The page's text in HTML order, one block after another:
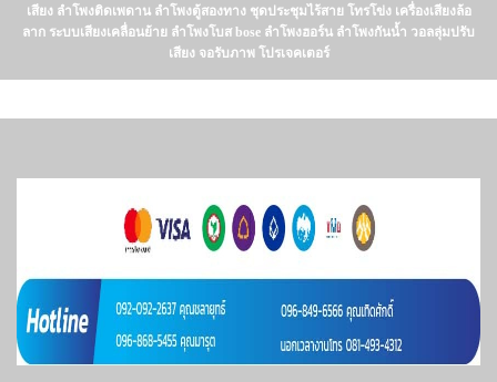
เสียง ลำโพงติดเพดาน ลำโพงตู้สองทาง ชุดประชุมไร้สาย โทรโข่ง เครื่องเสียงล้อ
ลาก ระบบเสียงเคลื่อนย้าย ลำโพงโบส bose ลำโพงฮอร์น ลำโพงกันน้ำ วอลลุ่มปรับ
เสียง จอรับภาพ โปรเจคเตอร์